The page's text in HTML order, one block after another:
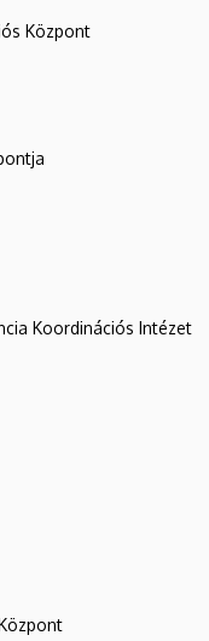
Központ
Koordinációs Intézet